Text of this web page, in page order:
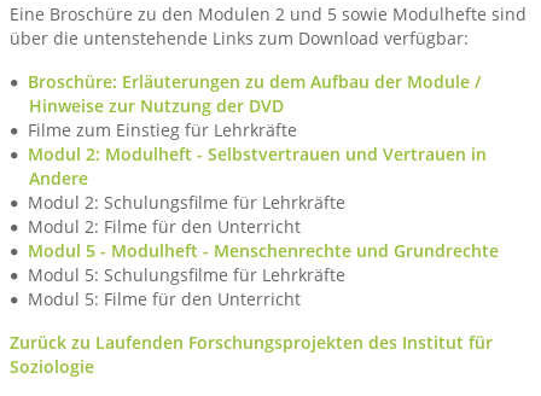
Eine Broschüre zu den Modulen 2 und 5 sowie Modulhefte sind
über die untenstehende Links zum Download verfügbar:
Broschüre: Erläuterungen zu dem Aufbau der Module /
Hinweise zur Nutzung der DVD
Filme zum Einstieg für Lehrkräfte
Modul 2: Modulheft - Selbstvertrauen und Vertrauen in
Andere
Modul 2: Schulungsfilme für Lehrkräfte
Modul 2: Filme für den Unterricht
Modul 5 - Modulheft - Menschenrechte und Grundrechte
Modul 5: Schulungsfilme für Lehrkräfte
Modul 5: Filme für den Unterricht
Zurück zu Laufenden Forschungsprojekten des Institut für
Soziologie